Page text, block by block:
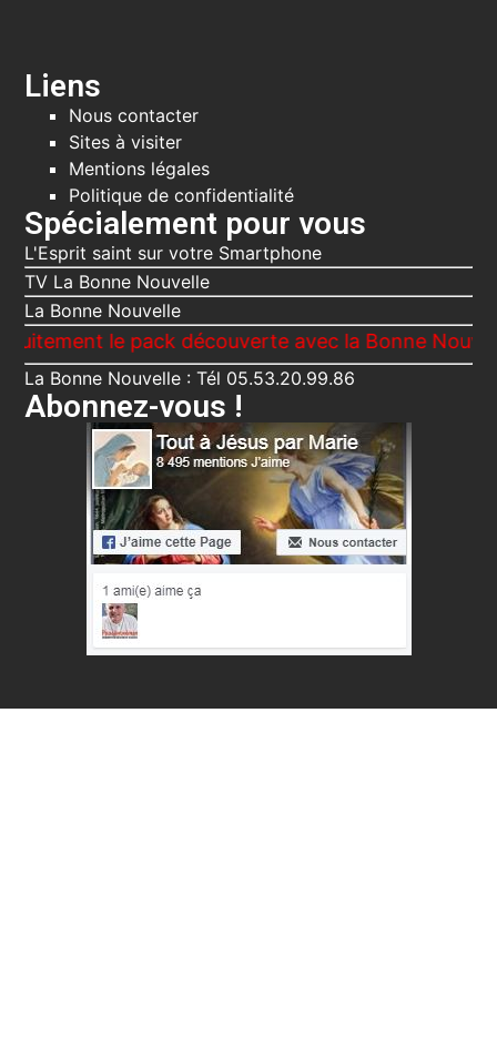
Liens
Nous contacter
Sites à visiter
Mentions légales
Politique de confidentialité
Spécialement pour vous
L'Esprit saint sur votre Smartphone
TV La Bonne Nouvelle
La Bonne Nouvelle
le pack découverte avec la Bonne Nouvelle,
La Bonne Nouvelle : Tél 05.53.20.99.86
Abonnez-vous !